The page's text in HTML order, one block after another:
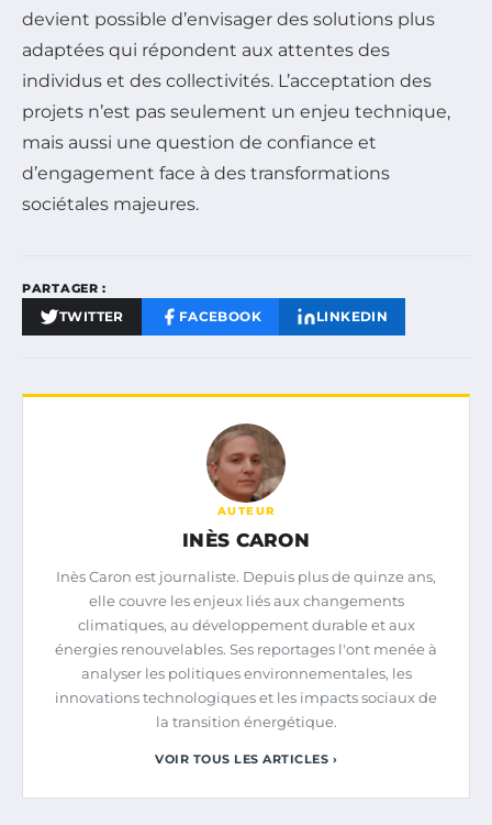
devient possible d’envisager des solutions plus
adaptées qui répondent aux attentes des
individus et des collectivités. L’acceptation des
projets n’est pas seulement un enjeu technique,
mais aussi une question de confiance et
d’engagement face à des transformations
sociétales majeures.
PARTAGER :
TWITTER FACEBOOK LINKEDIN
AUTEUR
INÈS CARON
Inès Caron est journaliste. Depuis plus de quinze ans,
elle couvre les enjeux liés aux changements
climatiques, au développement durable et aux
énergies renouvelables. Ses reportages l'ont menée à
analyser les politiques environnementales, les
innovations technologiques et les impacts sociaux de
la transition énergétique.
VOIR TOUS LES ARTICLES ›